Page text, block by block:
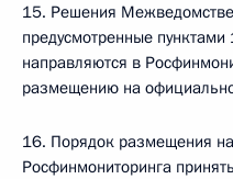
15. Решения
предусмотренные
направляются в
размещению на
16. Порядок размещения
Росфинмониторинга